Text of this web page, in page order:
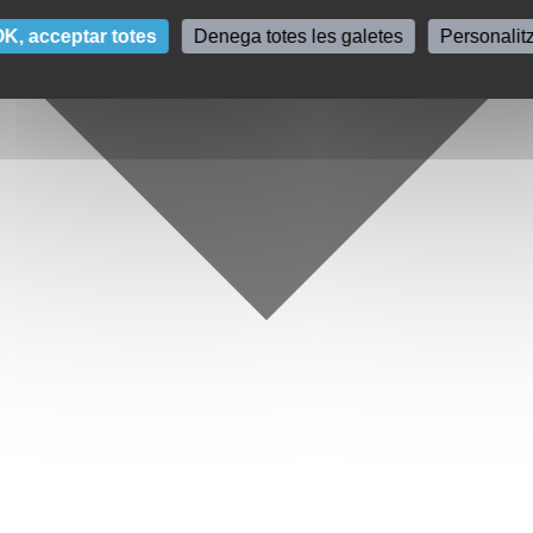
acceptar totes Denega totes les galetes